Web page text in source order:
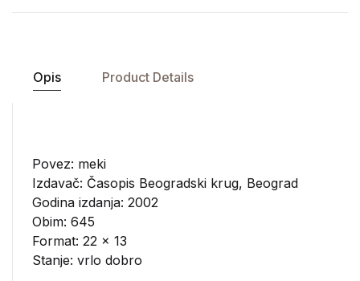
Opis Product Details
Povez: meki
Izdavač: Časopis Beogradski krug, Beograd
Godina izdanja: 2002
Obim: 645
Format: 22 x 13
Stanje: vrlo dobro